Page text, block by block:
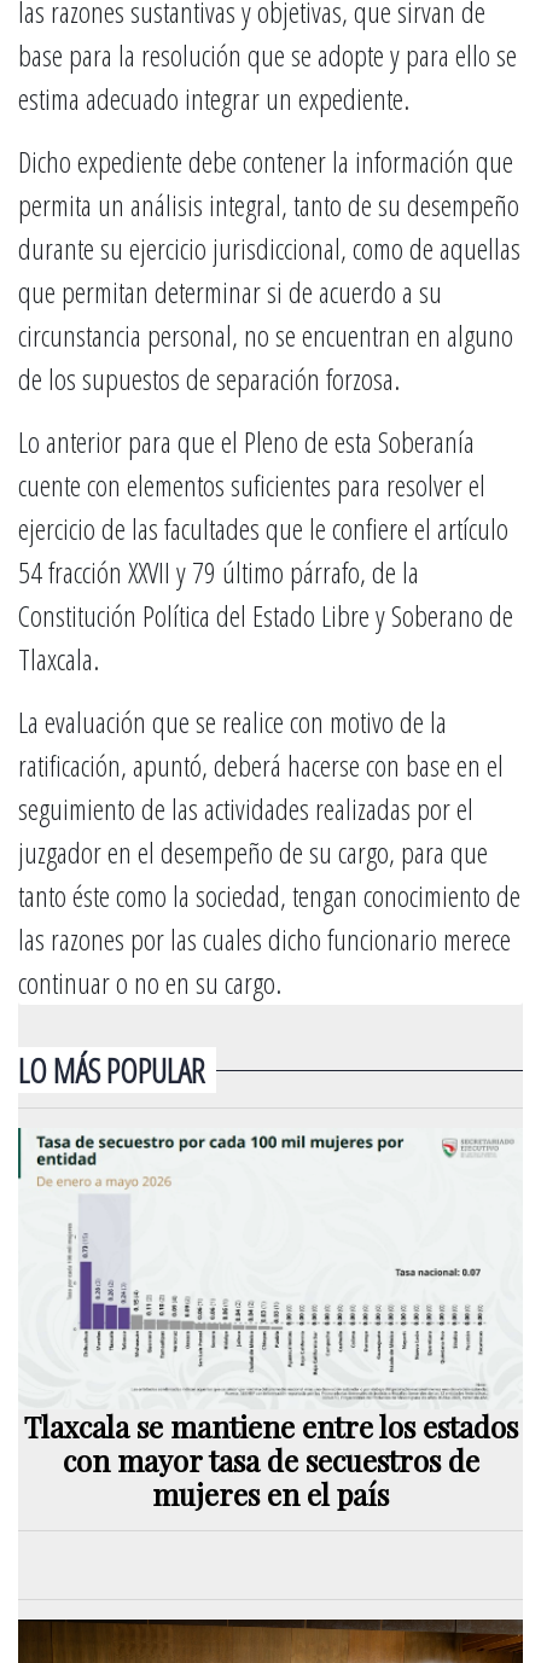
las razones sustantivas y objetivas, que sirvan de
base para la resolución que se adopte y para ello se
estima adecuado integrar un expediente.
Dicho expediente debe contener la información que
permita un análisis integral, tanto de su desempeño
durante su ejercicio jurisdiccional, como de aquellas
que permitan determinar si de acuerdo a su
circunstancia personal, no se encuentran en alguno
de los supuestos de separación forzosa.
Lo anterior para que el Pleno de esta Soberanía
cuente con elementos suficientes para resolver el
ejercicio de las facultades que le confiere el artículo
54 fracción XXVII y 79 último párrafo, de la
Constitución Política del Estado Libre y Soberano de
Tlaxcala.
La evaluación que se realice con motivo de la
ratificación, apuntó, deberá hacerse con base en el
seguimiento de las actividades realizadas por el
juzgador en el desempeño de su cargo, para que
tanto éste como la sociedad, tengan conocimiento de
las razones por las cuales dicho funcionario merece
continuar o no en su cargo.
LO MÁS POPULAR
Tlaxcala se mantiene entre los estados
con mayor tasa de secuestros de
mujeres en el país